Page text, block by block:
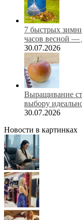
7 быстрых
часов весной —
30.07.2026
Выращивание
выбору
30.07.2026
Новости в картинках